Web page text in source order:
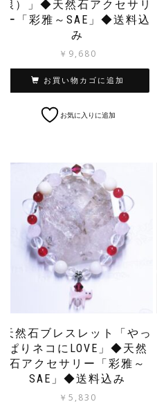
銀）」◆天然石アクセサリ
ー「彩雅～SAE」◆送料込
み
￥ 9,680
お買い物カゴに追加
お気に入りに追加
天然石ブレスレット「やっ
ぱりネコにLOVE」◆天然
石アクセサリー「彩雅～
SAE」◆送料込み
￥ 5,830